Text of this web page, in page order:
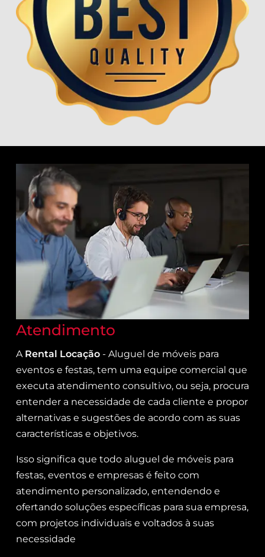
Atendimento
A Rental Locação - Aluguel de móveis para
eventos e festas, tem uma equipe comercial que
executa atendimento consultivo, ou seja, procura
entender a necessidade de cada cliente e propor
alternativas e sugestões de acordo com as suas
características e objetivos.
Isso significa que todo aluguel de móveis para
festas, eventos e empresas é feito com
atendimento personalizado, entendendo e
ofertando soluções específicas para sua empresa,
com projetos individuais e voltados à suas
necessidade